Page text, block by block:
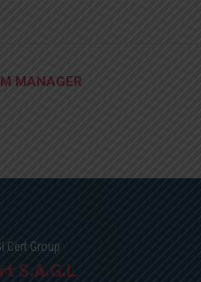
MANAGER
Cert Group
S.A.G.L